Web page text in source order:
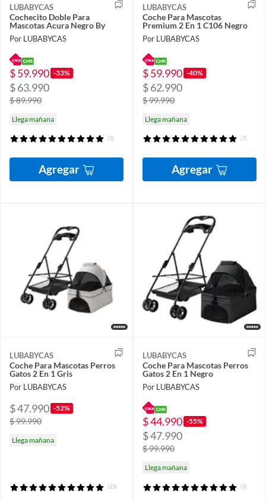
LUBABYCAS
Cochecito Doble Para
Mascotas Acura Negro By
Por LUBABYCAS
$ 59.990 -33%
$ 63.990
$ 89.990
Llega mañana
(3)
Agregar
LUBABYCAS
Coche Para Mascotas
Premium 2 En 1 C106 Negro
Por LUBABYCAS
$ 59.990 -40%
$ 62.990
$ 99.990
Llega mañana
(7)
Agregar
LUBABYCAS
Coche Para Mascotas Perros
Gatos 2 En 1 Gris
Por LUBABYCAS
$ 47.990 -52%
$ 99.990
Llega mañana
(23)
LUBABYCAS
Coche Para Mascotas Perros
Gatos 2 En 1 Negro
Por LUBABYCAS
$ 44.990 -55%
$ 47.990
$ 99.990
Llega mañana
(5)